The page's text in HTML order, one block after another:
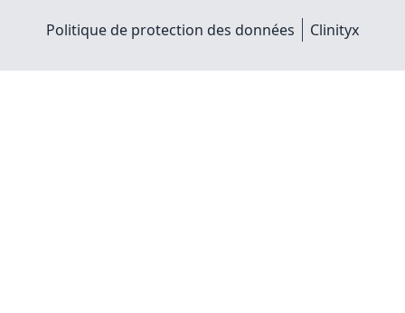
Politique de protection des données Clinityx